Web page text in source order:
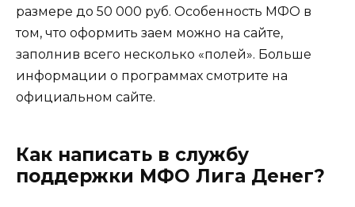
размере до 50 000 руб. Особенность МФО в
том, что оформить заем можно на сайте,
заполнив всего несколько «полей». Больше
информации о программах смотрите на
официальном сайте.
Как написать в службу
поддержки МФО Лига Денег?